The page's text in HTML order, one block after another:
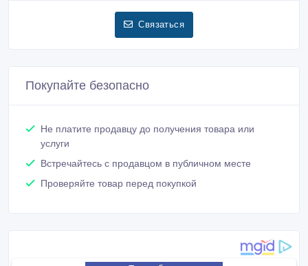
Связаться
Покупайте безопасно
Не платите продавцу до получения товара или
услуги
Встречайтесь с продавцом в публичном месте
Проверяйте товар перед покупкой